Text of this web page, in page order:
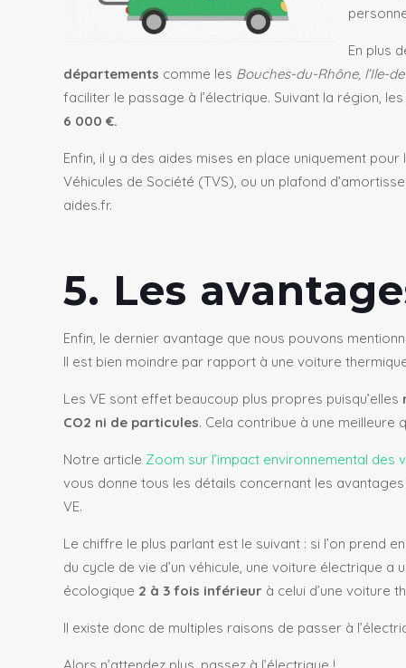
En plus
départements comme les Bouches-du-Rhône, l’Ile-
faciliter le passage à l’électrique. Suivant la région,
6 000 €.
Enfin, il y a des aides mises en place uniquement
Véhicules de Société (TVS), ou un plafond
aides.fr.
5. Les
Enfin, le dernier avantage que nous pouvons
Il est bien moindre par rapport à une voiture
Les VE sont effet beaucoup plus propres puisqu’elles
CO2 ni de particules. Cela contribue à une meilleure
Notre article Zoom sur l’impact environnemental des
vous donne tous les détails concernant les
VE.
Le chiffre le plus parlant est le suivant : si l’on prend
du cycle de vie d’un véhicule, une voiture électrique a
écologique 2 à 3 fois inférieur à celui d’une voiture
Il existe donc de multiples raisons de passer à